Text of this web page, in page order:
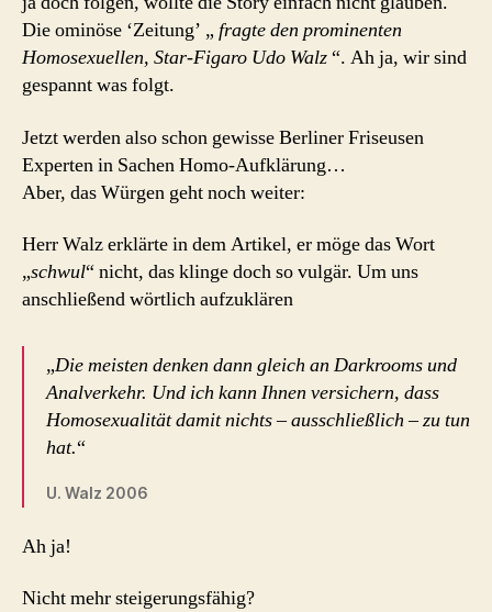
Die ominöse ‘Zeitung’ „ fragte den prominenten
Homosexuellen, Star-Figaro Udo Walz“. Ah ja, wir sind
gespannt was folgt.
Jetzt werden also schon gewisse Berliner Friseusen
Experten in Sachen Homo-Aufklärung…
Aber, das Würgen geht noch weiter:
Herr Walz erklärte in dem Artikel, er möge das Wort
„schwul“ nicht, das klinge doch so vulgär. Um uns
anschließend wörtlich aufzuklären
„Die meisten denken dann gleich an Darkrooms und
Analverkehr. Und ich kann Ihnen versichern, dass
Homosexualität damit nichts – ausschließlich – zu tun
hat.“
U. Walz 2006
Ah ja!
Nicht mehr steigerungsfähig?